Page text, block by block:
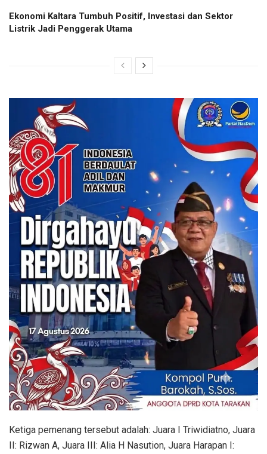
Ekonomi Kaltara Tumbuh Positif, Investasi dan Sektor
Listrik Jadi Penggerak Utama
Ketiga pemenang tersebut adalah: Juara I Triwidiatno, Juara
II: Rizwan A, Juara III: Alia H Nasution, Juara Harapan I: